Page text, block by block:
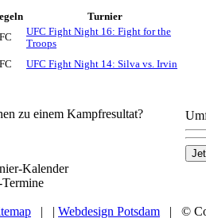
Turnier
UFC Fight Night 16: Fight for the
Troops
UFC Fight Night 14: Silva vs. Irvin
zu einem Kampfresultat?
Kalender
| | Webdesign Potsdam | ©